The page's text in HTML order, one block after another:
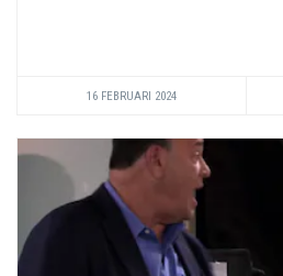
16 FEBRUARI 2024